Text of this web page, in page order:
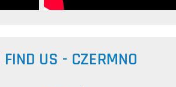
US - CZERMNO